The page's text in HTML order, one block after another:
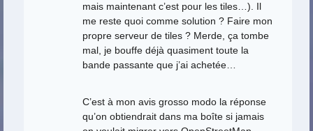
mais maintenant c’est pour les tiles…). Il
me reste quoi comme solution ? Faire mon
propre serveur de tiles ? Merde, ça tombe
mal, je bouffe déjà quasiment toute la
bande passante que j’ai achetée…
C’est à mon avis grosso modo la réponse
qu’on obtiendrait dans ma boîte si jamais